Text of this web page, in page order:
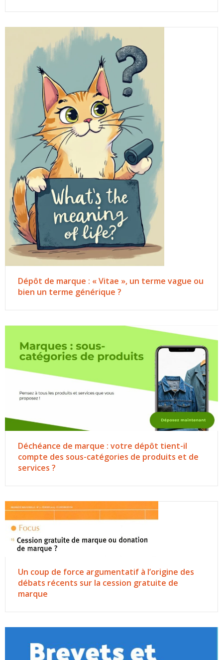
Dépôt de marque : « Vitae », un terme vague ou
bien un terme générique ?
Déchéance de marque : votre dépôt tient-il
compte des sous-catégories de produits et de
services ?
Un coup de force argumentatif à l’origine des
débats récents sur la cession gratuite de
marque